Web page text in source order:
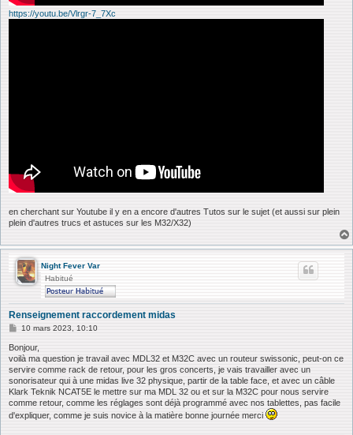
https://youtu.be/Vlrgr-7_7Xc
en cherchant sur Youtube il y en a encore d'autres Tutos sur le sujet (et aussi sur plein
plein d'autres trucs et astuces sur les M32/X32)
Night Fever Var
Habitué
Renseignement raccordement midas
M
s
s
g
e
10 mars 2023, 10:10
Bonjour,
voilà ma question je travail avec MDL32 et M32C avec un routeur swissonic, peut-on ce
servire comme rack de retour, pour les gros concerts, je vais travailler avec un
sonorisateur qui à une midas live 32 physique, partir de la table face, et avec un câble
Klark Teknik NCAT5E le mettre sur ma MDL 32 ou et sur la M32C pour nous servire
comme retour, comme les réglages sont déjà programmé avec nos tablettes, pas facile
d'expliquer, comme je suis novice à la matière bonne journée merci